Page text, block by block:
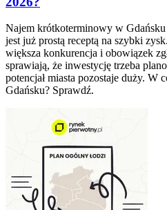
Najem krótkoterminowy w
jest już prostą receptą na szybki
większa konkurencja i obowiązek
sprawiają, że inwestycję trzeba
potencjał miasta pozostaje duży. W
Gdańsku? Sprawdź.